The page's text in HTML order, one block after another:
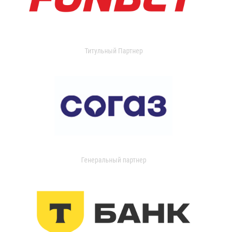
Титульный Партнер
Генеральный партнер